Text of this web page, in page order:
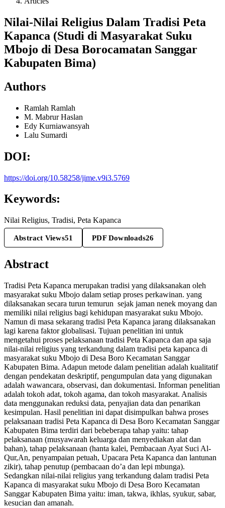
Nilai-Nilai Religius Dalam Tradisi Peta
Kapanca (Studi di Masyarakat Suku
Mbojo di Desa Borocamatan Sanggar
Kabupaten Bima)
Authors
Ramlah Ramlah
M. Mabrur Haslan
Edy Kurniawansyah
Lalu Sumardi
DOI:
https://doi.org/10.58258/jime.v9i3.5769
Keywords:
Nilai Religius, Tradisi, Peta Kapanca
Abstract Views51 PDF Downloads26
Abstract
Tradisi Peta Kapanca merupakan tradisi yang dilaksanakan oleh
masyarakat suku Mbojo dalam setiap proses perkawinan. yang
dilaksanakan secara turun temurun sejak jaman nenek moyang dan
memiliki nilai religius bagi kehidupan masyarakat suku Mbojo.
Namun di masa sekarang tradisi Peta Kapanca jarang dilaksanakan
lagi karena faktor globalisasi. Tujuan penelitian ini untuk
mengetahui proses pelaksanaan tradisi Peta Kapanca dan apa saja
nilai-nilai religius yang terkandung dalam tradisi peta kapanca di
masyarakat suku Mbojo di Desa Boro Kecamatan Sanggar
Kabupaten Bima. Adapun metode dalam penelitian adalah kualitatif
dengan pendekatan deskriptif, pengumpulan data yang digunakan
adalah wawancara, observasi, dan dokumentasi. Informan penelitian
adalah tokoh adat, tokoh agama, dan tokoh masyarakat. Analisis
data menggunakan reduksi data, penyajian data dan penarikan
kesimpulan. Hasil penelitian ini dapat disimpulkan bahwa proses
pelaksanaan tradisi Peta Kapanca di Desa Boro Kecamatan Sanggar
Kabupaten Bima terdiri dari bebeberapa tahap yaitu: tahap
pelaksanaan (musyawarah keluarga dan menyediakan alat dan
bahan), tahap pelaksanaan (hanta kalei, Pembacaan Ayat Suci Al-
Qur,An, penyampaian petuah, Upacara Peta Kapanca dan lantunan
zikir), tahap penutup (pembacaan do’a dan lepi mbunga).
Sedangkan nilai-nilai religius yang terkandung dalam tradisi Peta
Kapanca di masyarakat suku Mbojo di Desa Boro Kecamatan
Sanggar Kabupaten Bima yaitu: iman, takwa, ikhlas, syukur, sabar,
kesucian dan amanah.